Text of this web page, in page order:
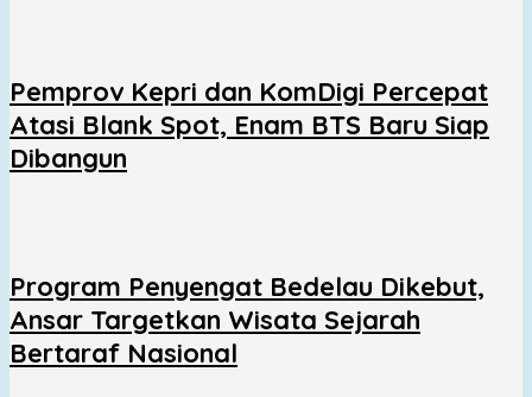
Pemprov Kepri dan KomDigi Percepat
Atasi Blank Spot, Enam BTS Baru Siap
Dibangun
Program Penyengat Bedelau Dikebut,
Ansar Targetkan Wisata Sejarah
Bertaraf Nasional